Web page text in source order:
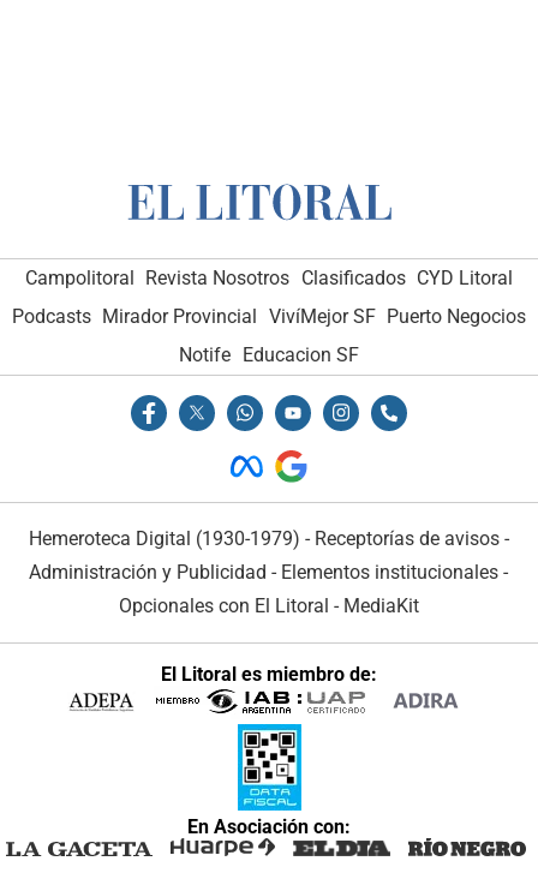
Campolitoral Revista Nosotros Clasificados CYD Litoral
Podcasts Mirador Provincial VivíMejor SF Puerto Negocios
Notife Educacion SF
Hemeroteca Digital (1930-1979) - Receptorías de avisos -
Administración y Publicidad - Elementos institucionales -
Opcionales con El Litoral - MediaKit
El Litoral es miembro de:
En Asociación con: